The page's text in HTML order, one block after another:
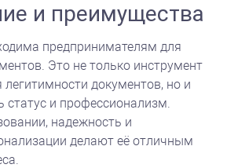
и преимущества
предпринимателям для
Это не только инструмент
документов, но и
статус и профессионализм.
надежность и
делают её отличным